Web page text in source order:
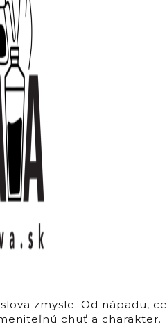
zmysle. Od nápadu,
chuť a charakter.